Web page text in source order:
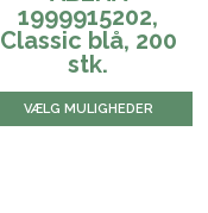
1999915202,
Classic blå, 200
stk.
VÆLG MULIGHEDER